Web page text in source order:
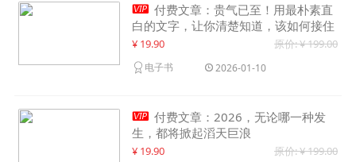
 付费文章：贵气已至！用最朴素直
白的文字，让你清楚知道，该如何接住
这一次时代的泼天富贵
¥ 19.90 原价: ¥ 199.00
电子书 2026-01-10
 付费文章：2026，无论哪一种发
生，都将掀起滔天巨浪
¥ 19.90 原价: ¥ 199.00